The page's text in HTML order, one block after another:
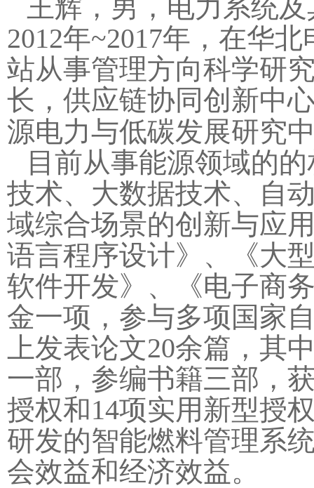
王辉，男，电力系统
2012年~2017年，在华
站从事管理方向科学研
长，供应链协同创新中
源电力与低碳发展研究
目前从事能源领域的
技术、大数据技术、自
域综合场景的创新与应
语言程序设计》、《大
软件开发》、《电子商
金一项，参与多项国家
上发表论文20余篇，其
一部，参编书籍三部，
授权和14项实用新型授
研发的智能燃料管理系
会效益和经济效益。